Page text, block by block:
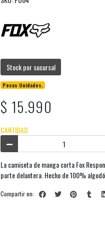
Stock por sucursal
Pocas Unidades.
$ 15.990
CANTIDAD
La camiseta de manga corta Fox
parte delantera. Hecho de 100%
Compartir en: